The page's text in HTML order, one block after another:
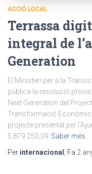
ACCIÓ LOCAL
Terrassa
integral de
Generation
El Ministeri per a la
pública la resolució
Next Generation del
Transformació Econòmica
projecte presentat per
5.879.250,09 Saber més
Per internacional , Fa 2